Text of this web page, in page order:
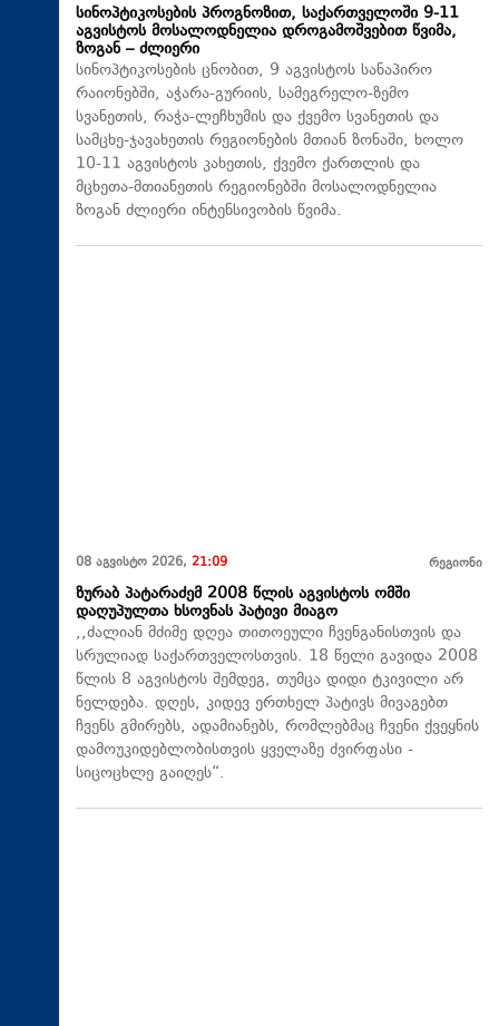
სინოპტიკოსების პროგნოზით, საქართველოში 9-11
აგვისტოს მოსალოდნელია დროგამოშვებით წვიმა,
ზოგან – ძლიერი
სინოპტიკოსების ცნობით, 9 აგვისტოს სანაპირო
რაიონებში, აჭარა-გურიის, სამეგრელო-ზემო
სვანეთის, რაჭა-ლეჩხუმის და ქვემო სვანეთის და
სამცხე-ჯავახეთის რეგიონების მთიან ზონაში, ხოლო
10-11 აგვისტოს კახეთის, ქვემო ქართლის და
მცხეთა-მთიანეთის რეგიონებში მოსალოდნელია
ზოგან ძლიერი ინტენსივობის წვიმა.
08 აგვისტო 2026, 21:09 რეგიონი
ზურაბ პატარაძემ 2008 წლის აგვისტოს ომში
დაღუპულთა ხსოვნას პატივი მიაგო
,,ძალიან მძიმე დღეა თითოეული ჩვენგანისთვის და
სრულიად საქართველოსთვის. 18 წელი გავიდა 2008
წლის 8 აგვისტოს შემდეგ, თუმცა დიდი ტკივილი არ
ნელდება. დღეს, კიდევ ერთხელ პატივს მივაგებთ
ჩვენს გმირებს, ადამიანებს, რომლებმაც ჩვენი ქვეყნის
დამოუკიდებლობისთვის ყველაზე ძვირფასი -
სიცოცხლე გაიღეს“.